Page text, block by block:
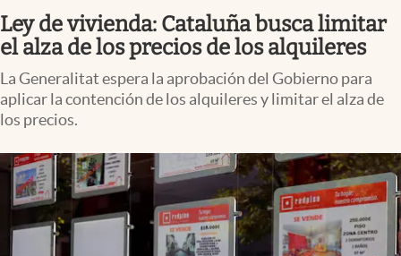
Ley de vivienda: Cataluña busca limitar
el alza de los precios de los alquileres
La Generalitat espera la aprobación del Gobierno para
aplicar la contención de los alquileres y limitar el alza de
los precios.